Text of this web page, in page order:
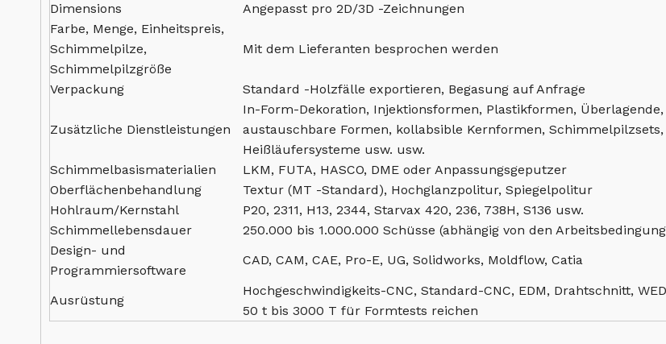
Dimensions
Angepasst pro 2D/3D -Zeichnungen
Farbe, Menge, Einheitspreis,
Schimmelpilze,
Schimmelpilzgröße
Mit dem Lieferanten besprochen werden
Verpackung Standard -Holzfälle exportieren, Begasung auf Anfrage
Zusätzliche Dienstleistungen
In-Form-Dekoration, Injektionsformen, Plastikformen,
austauschbare Formen, kollabsible Kernformen,
Heißläufersysteme usw. usw.
Schimmelbasismaterialien
LKM, FUTA, HASCO, DME oder Anpassungsgeputzer
Oberflächenbehandlung
Textur (MT -Standard), Hochglanzpolitur, Spiegelpolitur
Hohlraum/Kernstahl
P20, 2311, H13, 2344, Starvax 420, 236, 738H, S136 usw.
Schimmellebensdauer
250.000 bis 1.000.000 Schüsse (abhängig von den
Design- und
Programmiersoftware
CAD, CAM, CAE, Pro-E, UG, Solidworks, Moldflow, Catia
Ausrüstung
Hochgeschwindigkeits-CNC, Standard-CNC, EDM, Drahtschnitt,
50 t bis 3000 T für Formtests reichen